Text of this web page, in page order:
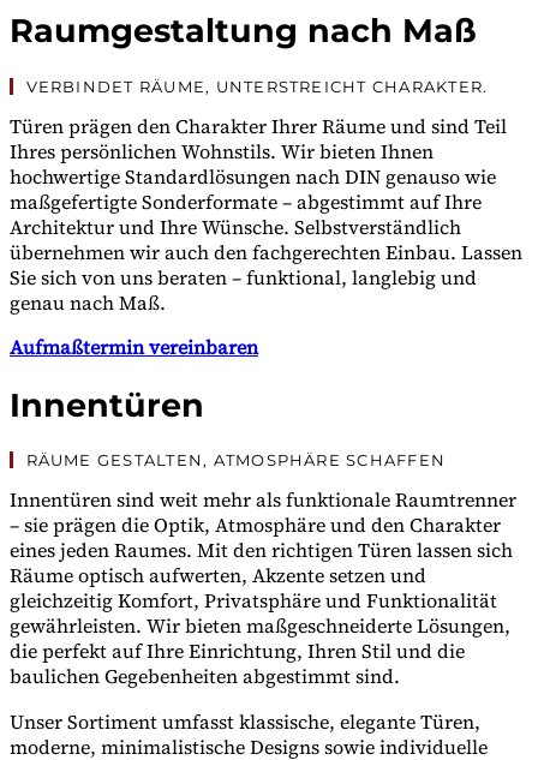
Raumgestaltung nach Maß
VERBINDET RÄUME, UNTERSTREICHT CHARAKTER.
Türen prägen den Charakter Ihrer Räume und sind Teil
Ihres persönlichen Wohnstils. Wir bieten Ihnen
hochwertige Standardlösungen nach DIN genauso wie
maßgefertigte Sonderformate – abgestimmt auf Ihre
Architektur und Ihre Wünsche. Selbstverständlich
übernehmen wir auch den fachgerechten Einbau. Lassen
Sie sich von uns beraten – funktional, langlebig und
genau nach Maß.
Aufmaßtermin vereinbaren
Innentüren
RÄUME GESTALTEN, ATMOSPHÄRE SCHAFFEN
Innentüren sind weit mehr als funktionale Raumtrenner
– sie prägen die Optik, Atmosphäre und den Charakter
eines jeden Raumes. Mit den richtigen Türen lassen sich
Räume optisch aufwerten, Akzente setzen und
gleichzeitig Komfort, Privatsphäre und Funktionalität
gewährleisten. Wir bieten maßgeschneiderte Lösungen,
die perfekt auf Ihre Einrichtung, Ihren Stil und die
baulichen Gegebenheiten abgestimmt sind.
Unser Sortiment umfasst klassische, elegante Türen,
moderne, minimalistische Designs sowie individuelle